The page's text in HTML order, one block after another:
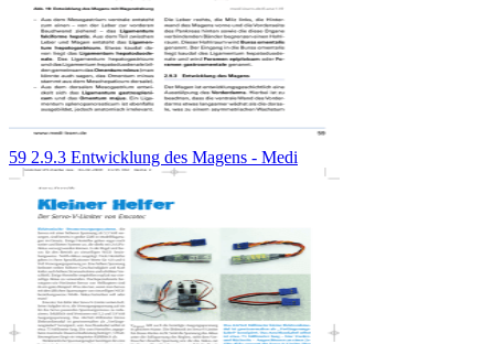
59 2.9.3 Entwicklung des Magens - Medi